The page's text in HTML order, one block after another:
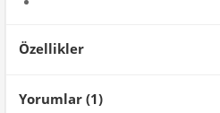
Özellikler
Yorumlar (1)